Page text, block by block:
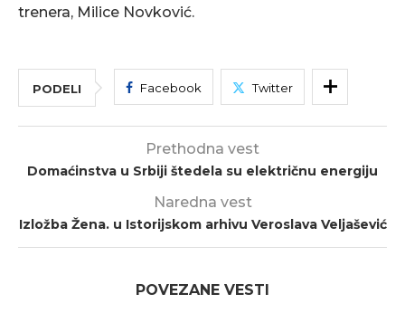
trenera, Milice Novković.
PODELI Facebook Twitter
Prethodna vest
Domaćinstva u Srbiji štedela su električnu energiju
Naredna vest
Izložba Žena. u Istorijskom arhivu Veroslava Veljašević
POVEZANE VESTI